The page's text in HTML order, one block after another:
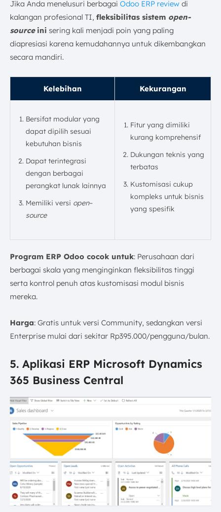
Jika Anda menelusuri berbagai Odoo ERP review di
kalangan profesional TI, fleksibilitas sistem open-
source ini sering kali menjadi poin yang paling
diapresiasi karena kemudahannya untuk dikembangkan
secara mandiri.
Kelebihan Kekurangan
Bersifat modular yang
dapat dipilih sesuai
kebutuhan bisnis
Dapat terintegrasi
dengan berbagai
perangkat lunak lainnya
Memiliki versi open–
source
Fitur yang dimiliki
kurang komprehensif
Dukungan teknis yang
terbatas
Kustomisasi cukup
kompleks untuk bisnis
yang spesifik
Program ERP Odoo cocok untuk: Perusahaan dari
berbagai skala yang menginginkan fleksibilitas tinggi
serta kontrol penuh atas kustomisasi modul bisnis
mereka.
Harga: Gratis untuk versi Community, sedangkan versi
Enterprise mulai dari sekitar Rp395.000/pengguna/bulan.
5. Aplikasi ERP Microsoft Dynamics
365​ Business Central